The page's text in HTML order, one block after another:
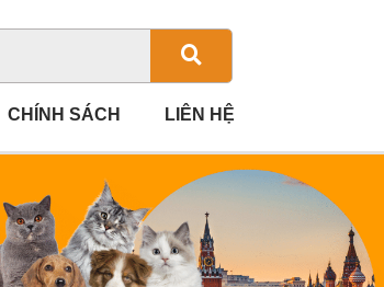
CHÍNH SÁCH LIÊN HỆ